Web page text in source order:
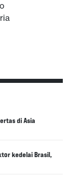
di Asia
kedelai Brasil,